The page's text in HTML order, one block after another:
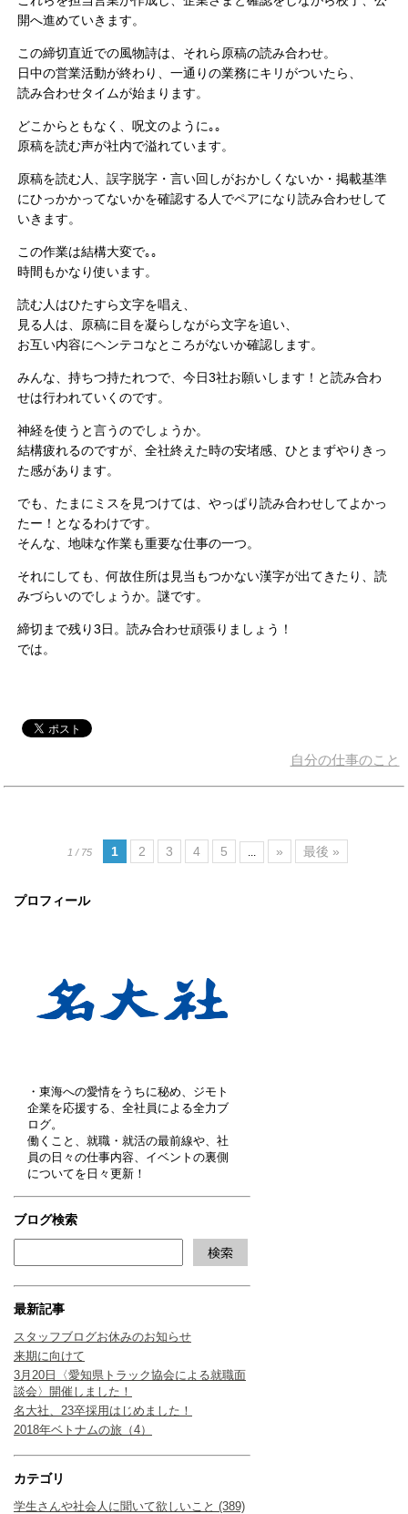
プロフィール
・東海への愛情をうちに秘め、ジモト
企業を応援する、全社員による全力ブ
ログ。
働くこと、就職・就活の最前線や、社
員の日々の仕事内容、イベントの裏側
についてを日々更新！
ブログ検索
最新記事
スタッフブログお休みのお知らせ
来期に向けて
3月20日〈愛知県トラック協会による就職面
談会〉開催しました！
名大社、23卒採用はじめました！
2018年ベトナムの旅（4）
カテゴリ
学生さんや社会人に聞いて欲しいこと (389)
開へ進めていきます。
この締切直近での風物詩は、それら原稿の読み合わせ。
日中の営業活動が終わり、一通りの業務にキリがついたら、
読み合わせタイムが始まります。
どこからともなく、呪文のように｡｡
原稿を読む声が社内で溢れています。
原稿を読む人、誤字脱字・言い回しがおかしくないか・掲載基準
にひっかかってないかを確認する人でペアになり読み合わせして
いきます。
この作業は結構大変で｡｡
時間もかなり使います。
読む人はひたすら文字を唱え、
見る人は、原稿に目を凝らしながら文字を追い、
お互い内容にヘンテコなところがないか確認します。
みんな、持ちつ持たれつで、今日3社お願いします！と読み合わ
せは行われていくのです。
神経を使うと言うのでしょうか。
結構疲れるのですが、全社終えた時の安堵感、ひとまずやりきっ
た感があります。
でも、たまにミスを見つけては、やっぱり読み合わせしてよかっ
たー！となるわけです。
そんな、地味な作業も重要な仕事の一つ。
それにしても、何故住所は見当もつかない漢字が出てきたり、読
みづらいのでしょうか。謎です。
締切まで残り3日。読み合わせ頑張りましょう！
では。
自分の仕事のこと
1 / 75 1 2 3 4 5 » 最後 »